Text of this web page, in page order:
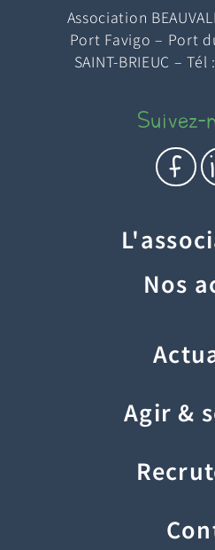
Association
Port Favigo – Port
SAINT-BRIEUC –
Suivez-
c
Nos
Agir &